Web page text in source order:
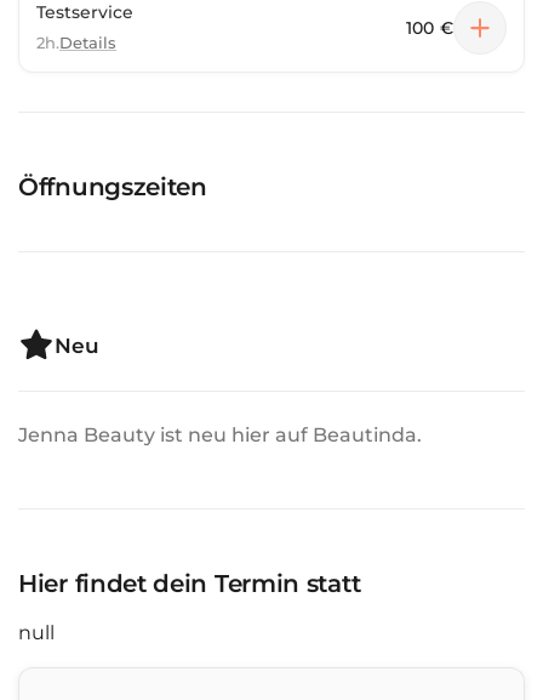
Testservice
2h.Details
100 €
Öffnungszeiten
Neu
Jenna Beauty ist neu hier auf Beautinda.
Hier findet dein Termin statt
null